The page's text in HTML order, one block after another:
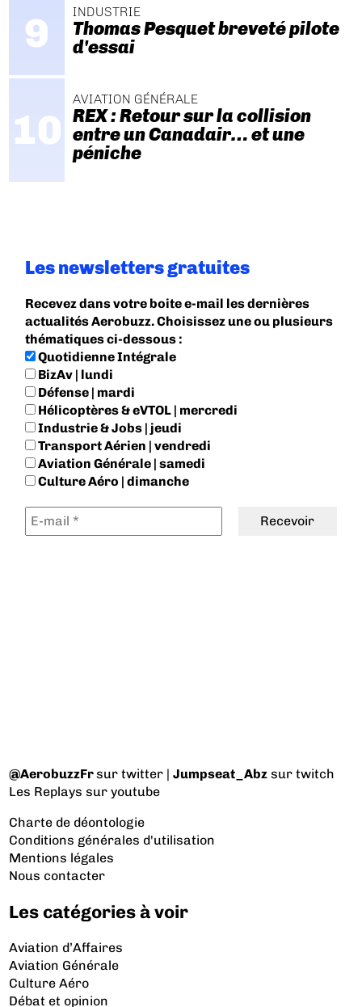
INDUSTRIE
Thomas Pesquet breveté pilote
d'essai
AVIATION GÉNÉRALE
REX : Retour sur la collision
entre un Canadair… et une
péniche
Les newsletters gratuites
Recevez dans votre boite e-mail les dernières
actualités Aerobuzz. Choisissez une ou plusieurs
thématiques ci-dessous :
Quotidienne Intégrale
BizAv | lundi
Défense | mardi
Hélicoptères & eVTOL | mercredi
Industrie & Jobs | jeudi
Transport Aérien | vendredi
Aviation Générale | samedi
Culture Aéro | dimanche
@AerobuzzFrsur twitter |Jumpseat_Abz sur twitch
Les Replays sur youtube
Charte de déontologie
Conditions générales d'utilisation
Mentions légales
Nous contacter
Les catégories à voir
Aviation d’Affaires
Aviation Générale
Culture Aéro
Débat et opinion